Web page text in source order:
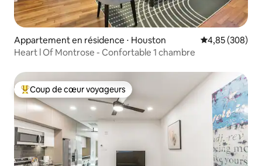
Appartement en résidence ⋅ Houston Évaluation
4,85 (308)
Heart l Of Montrose - Confortable 1 chambre
Coups de cœur voyageurs les plus appréciés
Coup de cœur voyageurs